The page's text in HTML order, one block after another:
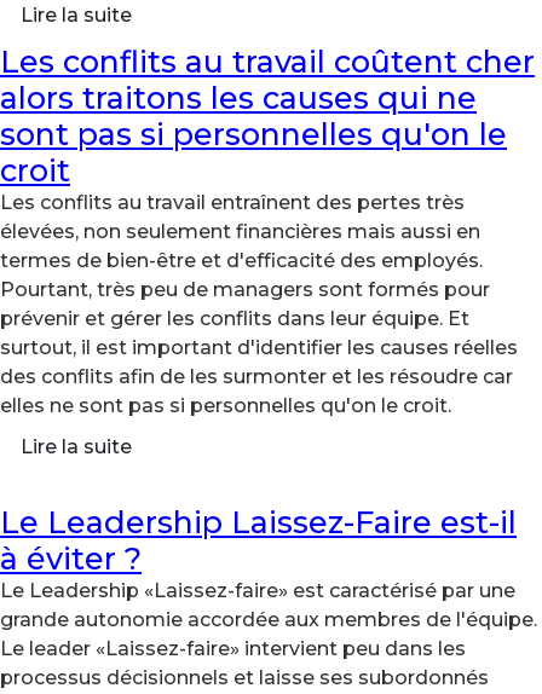
Lire la suite
Les conflits au travail coûtent cher
alors traitons les causes qui ne
sont pas si personnelles qu'on le
croit
Les conflits au travail entraînent des pertes très
élevées, non seulement financières mais aussi en
termes de bien-être et d'efficacité des employés.
Pourtant, très peu de managers sont formés pour
prévenir et gérer les conflits dans leur équipe. Et
surtout, il est important d'identifier les causes réelles
des conflits afin de les surmonter et les résoudre car
elles ne sont pas si personnelles qu'on le croit.
Lire la suite
Le Leadership Laissez-Faire est-il
à éviter ?
Le Leadership «Laissez-faire» est caractérisé par une
grande autonomie accordée aux membres de l'équipe.
Le leader «Laissez-faire» intervient peu dans les
processus décisionnels et laisse ses subordonnés